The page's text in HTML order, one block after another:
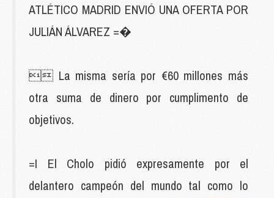
ATLÉTICO MADRID ENVIÓ UNA OFERTA POR
JULIÁN ÁLVAREZ =�
 La misma sería por €60 millones más
otra suma de dinero por cumplimento de
objetivos.
=I El Cholo pidió expresamente por el
delantero campeón del mundo tal como lo